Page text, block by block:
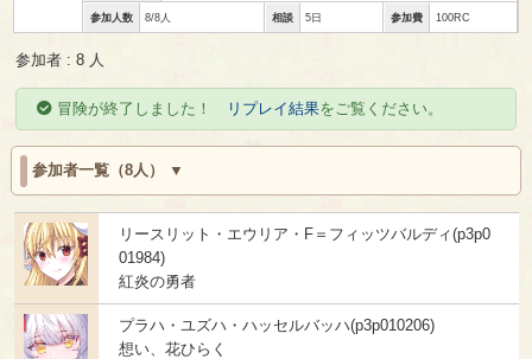
参加人数 8/8人 相談 5日 参加費 100RC
参加者 : 8 人
冒険が終了しました！ リプレイ結果をご覧ください。
参加者一覧（8人）
リースリット・エウリア・F＝フィッツバルディ(p3p0
01984)
紅炎の勇者
プラハ・ユズハ・ハッセルバッハ(p3p010206)
想い、花ひらく